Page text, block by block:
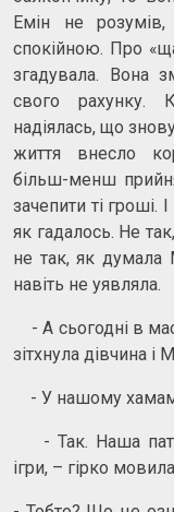
Емін не
спокійною. Про
згадувала. Вона
свого рахунку.
надіялась, що
життя внесло
більш-менш
зачепити ті гроші.
як гадалось. Не
не так, як
навіть не уявляла.
- А сьогодні в
зітхнула дівчина і
- У нашому
- Так. Наша
ігри, – гірко